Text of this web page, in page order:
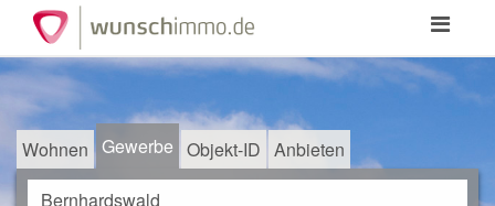
Toggle
Wohnen Gewerbe Objekt-ID Anbieten